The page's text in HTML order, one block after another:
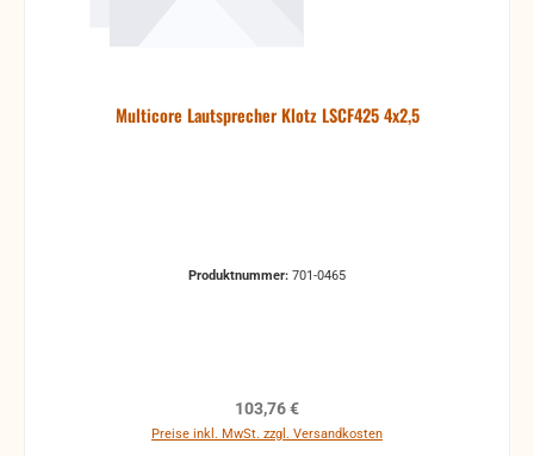
Multicore Lautsprecher Klotz LSCF425 4x2,5
Produktnummer: 701-0465
Regulärer Preis:
103,76 €
Preise inkl. MwSt. zzgl. Versandkosten